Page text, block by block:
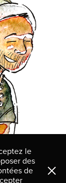
le
des
de